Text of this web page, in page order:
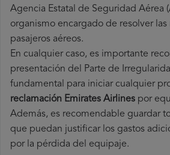
Agencia Estatal de Seguridad Aérea
organismo encargado de resolver
pasajeros aéreos.
En cualquier caso, es importante
presentación del Parte de
fundamental para iniciar cualquier
reclamación Emirates Airlines por
Además, es recomendable guardar
que puedan justificar los gastos
por la pérdida del equipaje.